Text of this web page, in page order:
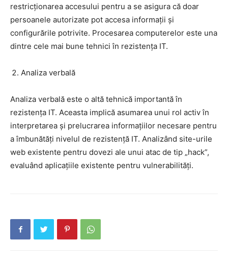
restricționarea accesului pentru a se asigura că doar
persoanele autorizate pot accesa informații și
configurările potrivite. Procesarea computerelor este una
dintre cele mai bune tehnici în rezistența IT.
Analiza verbală
Analiza verbală este o altă tehnică importantă în
rezistența IT. Aceasta implică asumarea unui rol activ în
interpretarea și prelucrarea informațiilor necesare pentru
a îmbunătăți nivelul de rezistență IT. Analizând site-urile
web existente pentru dovezi ale unui atac de tip „hack”,
evaluând aplicațiile existente pentru vulnerabilități.